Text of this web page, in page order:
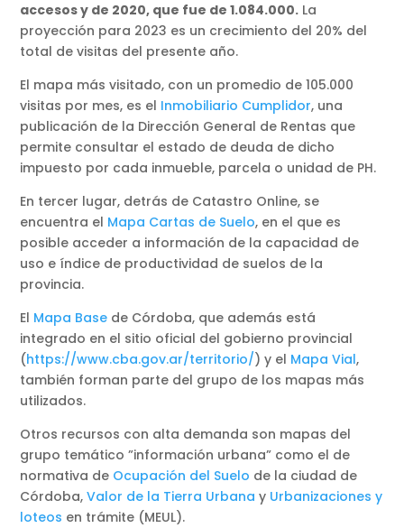
accesos y de 2020, que fue de 1.084.000. La
proyección para 2023 es un crecimiento del 20% del
total de visitas del presente año.
El mapa más visitado, con un promedio de 105.000
visitas por mes, es el Inmobiliario Cumplidor, una
publicación de la Dirección General de Rentas que
permite consultar el estado de deuda de dicho
impuesto por cada inmueble, parcela o unidad de PH.
En tercer lugar, detrás de Catastro Online, se
encuentra el Mapa Cartas de Suelo, en el que es
posible acceder a información de la capacidad de
uso e índice de productividad de suelos de la
provincia.
El Mapa Base de Córdoba, que además está
integrado en el sitio oficial del gobierno provincial
(https://www.cba.gov.ar/territorio/) y el Mapa Vial,
también forman parte del grupo de los mapas más
utilizados.
Otros recursos con alta demanda son mapas del
grupo temático ”información urbana” como el de
normativa de Ocupación del Suelo de la ciudad de
Córdoba,Valor de la Tierra Urbana y Urbanizaciones y
loteos en trámite (MEUL).